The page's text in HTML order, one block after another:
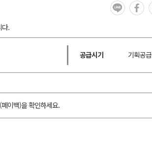
다.
공급시기 기획공급
이백)을 확인하세요.